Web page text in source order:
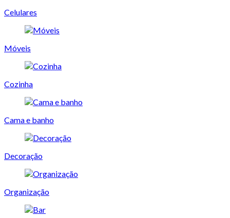
Celulares
Móveis
Cozinha
Cama e banho
Decoração
Organização